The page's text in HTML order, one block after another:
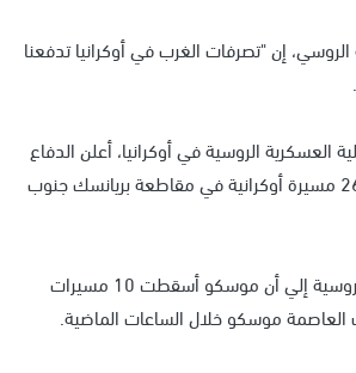
الروسي، إن "تصرفات الغرب في أوكرانيا تدفعنا
العسكرية الروسية في أوكرانيا، أعلن الدفاع
الجوي الروسي أسقط 26 مسيرة أوكرانية في مقاطعة بريانسك جنوب
كما أشارت السلطات الروسية إلي أن موسكو أسقطت 10 مسيرات
موسكو خلال الساعات الماضية.